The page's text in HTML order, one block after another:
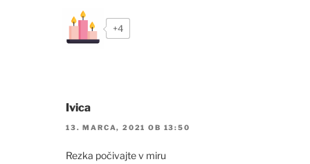
+4
Ivica
13. MARCA, 2021 OB 13:50
Rezka počivajte v miru